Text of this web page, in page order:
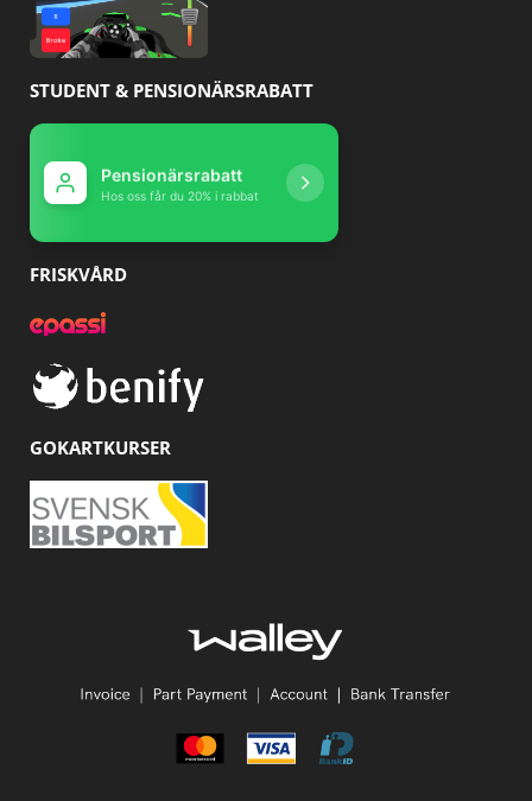
STUDENT & PENSIONÄRSRABATT
Pensionärsrabatt
Hos oss får du 20% i rabbat
FRISKVÅRD
GOKARTKURSER